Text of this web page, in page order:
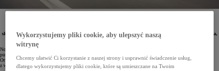
skorzystać z podwójnego Ekobonusu 3%. Do tej pory w przedsprzedaży złożono już 1334 zamówienia,
z czego ponad połowa dotyczy wersji Style.
Nowa Toyota Corolla Cross trafia do salonów w całej Polsce. W dniach 18–23 sierpnia w autoryzowanych
punktach sprzedaży będzie można nie tylko obejrzeć, lecz także przetestować udoskonalonego SUV-a. Dni
Otwarte to świetna okazja, by przekonać się osobiście, jak zmienił się ten model, a przy okazji skorzystać
z wyjątkowo korzystnych warunków zakupu.
Wykorzystujemy pliki cookie, aby ulepszyć naszą
witrynę
Chcemy ułatwić Ci korzystanie z naszej strony i usprawnić świadczenie usług,
dlatego wykorzystujemy pliki cookie, które są umieszczane na Twoim